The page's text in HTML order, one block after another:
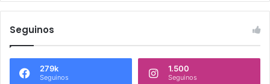
Seguinos
279k
Seguinos
1.500
Seguinos